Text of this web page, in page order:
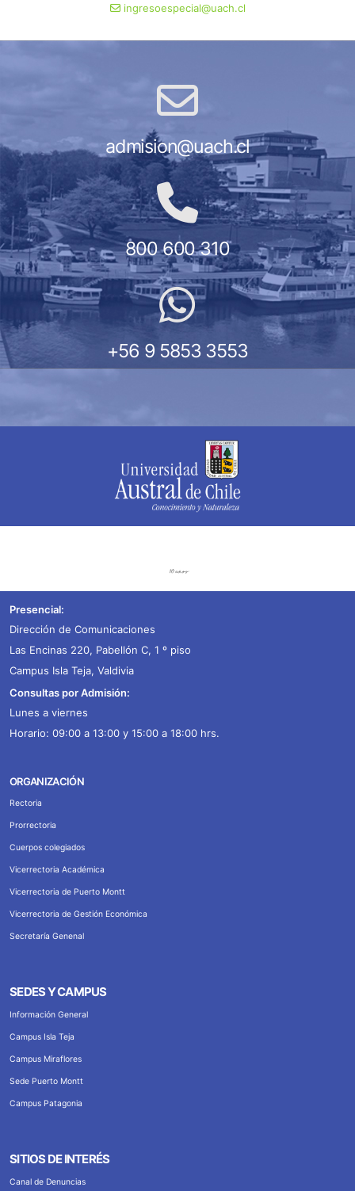
ingresoespecial@uach.cl
admision@uach.cl
800 600 310
+56 9 5853 3553
Presencial:
Dirección de Comunicaciones
Las Encinas 220, Pabellón C, 1 º piso
Campus Isla Teja, Valdivia
Consultas por Admisión:
Lunes a viernes
Horario: 09:00 a 13:00 y 15:00 a 18:00 hrs.
ORGANIZACIÓN
Rectoria
Prorrectoria
Cuerpos colegiados
Vicerrectoria Académica
Vicerrectoria de Puerto Montt
Vicerrectoria de Gestión Económica
Secretaría Genenal
SEDES Y CAMPUS
Información General
Campus Isla Teja
Campus Miraflores
Sede Puerto Montt
Campus Patagonia
SITIOS DE INTERÉS
Canal de Denuncias